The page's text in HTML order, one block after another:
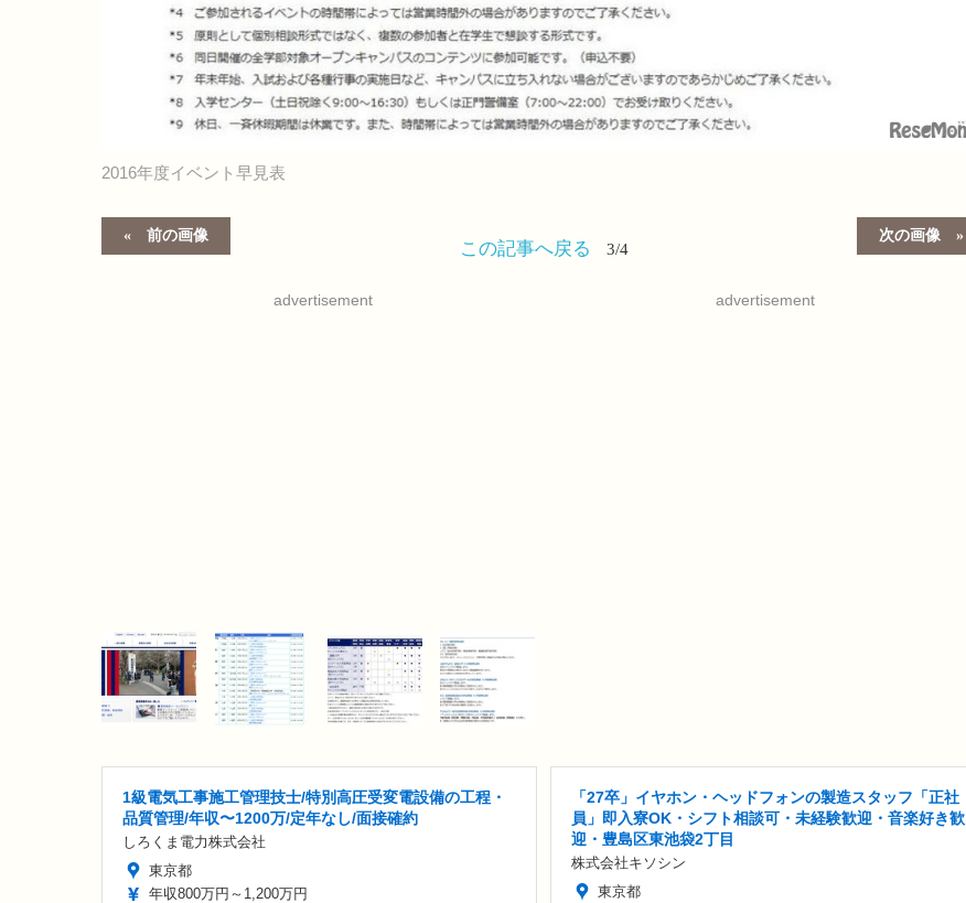
2016年度イベント早見表
前の画像 次の画像
この記事へ戻る 3/4
advertisement advertisement
1級電気工事施工管理技士/特別高圧受変電設備の工程・
品質管理/年収〜1200万/定年なし/面接確約
しろくま電力株式会社
東京都
年収800万円～1,200万円
「27卒」イヤホン・ヘッドフォンの製造スタッフ「正社
員」即入寮OK・シフト相談可・未経験歓迎・音楽好き歓
迎・豊島区東池袋2丁目
株式会社キソシン
東京都